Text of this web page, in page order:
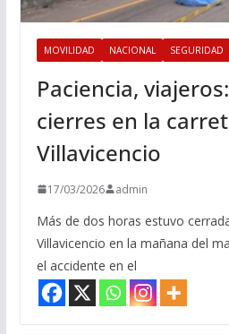
MOVILIDAD NACIONAL SEGURIDAD
Paciencia,
cierres en la
Villavicencio
17/03/2026 admin
Más de dos horas estuvo
Villavicencio en la mañana del
el accidente en el